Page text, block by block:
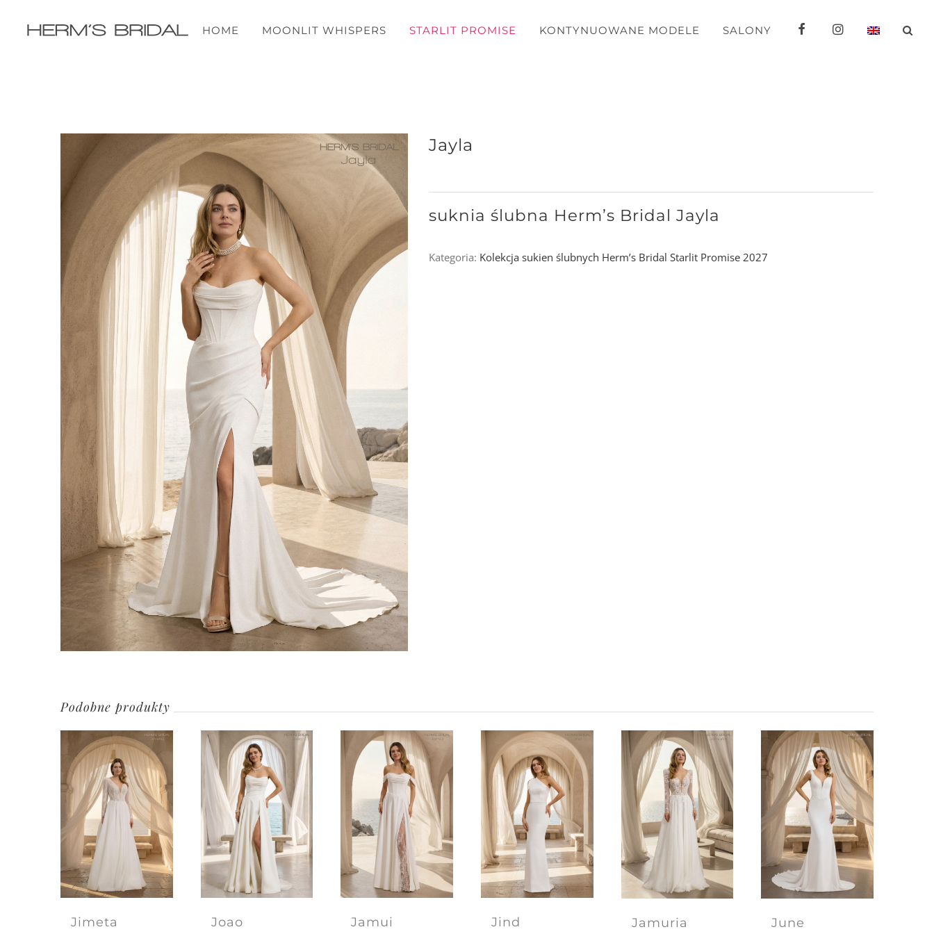
HOME MOONLIT WHISPERS STARLIT PROMISE KONTYNUOWANE MODELE SALONY
Jayla
suknia ślubna Herm’s Bridal Jayla
Kategoria: Kolekcja sukien ślubnych Herm’s Bridal Starlit Promise 2027
Podobne produkty
Jimeta Joao Jamui Jind Jamuria June